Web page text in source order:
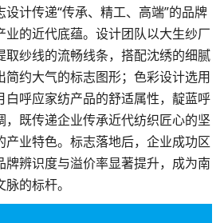
计传递“传承、精工、高端”的品牌
业的近代底蕴。设计团队以大生纱厂
取纱线的流畅线条，搭配沈绣的细腻
约大气的标志图形； 色彩设计选用
白呼应家纺产品的舒适属性，靛蓝呼
，既传递企业传承近代纺织匠心的坚
产业特色。标志落地后，企业成功区
牌辨识度与溢价率显著提升，成为南
的标杆。